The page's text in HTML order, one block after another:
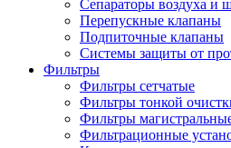
Сепараторы воздуха и
Перепускные клапаны
Подпиточные клапаны
Системы защиты от
Фильтры
Фильтры сетчатые
Фильтры тонкой
Фильтры
Фильтрационные